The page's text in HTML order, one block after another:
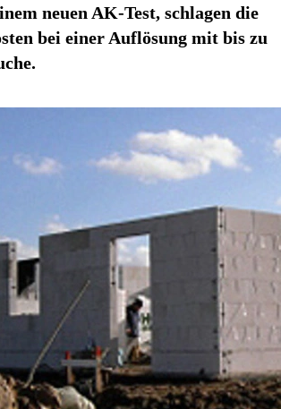
neuen AK-Test, schlagen die
bei einer Auflösung mit bis zu